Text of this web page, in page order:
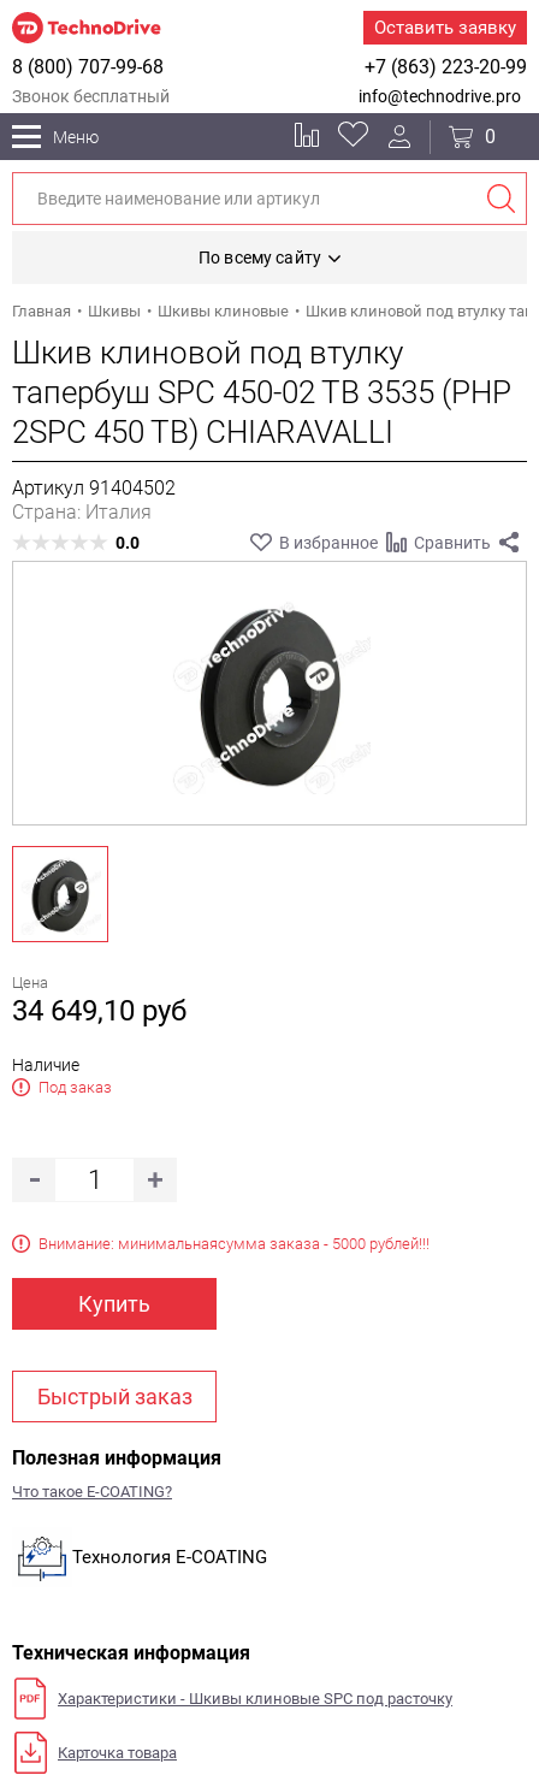
Оставить заявку
+7 (863) 223-20-99
8 (800) 707-99-68
Звонок бесплатный info@technodrive.pro
Меню 0
По всему сайту
Главная Шкивы Шкивы клиновые Шкив клиновой под втулку
Шкив клиновой под втулку
тапербуш SPC 450-02 TB 3535 (PHP
2SPC 450 TB) CHIARAVALLI
Артикул 91404502
Страна: Италия
0.0 В избранное Сравнить
Цена
34 649,10 руб
Наличие
Под заказ
Внимание: минимальнаясумма заказа - 5000 рублей!!!
Купить
Быстрый заказ
Полезная информация
Что такое E-COATING?
Технология E-COATING
Техническая информация
Характеристики - Шкивы клиновые SPC под расточку
Карточка товара